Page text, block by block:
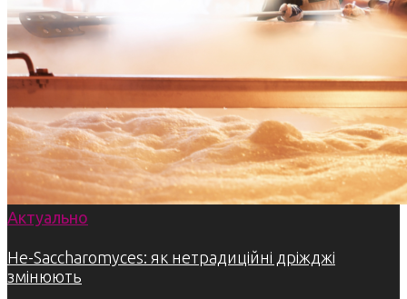
Актуально
Не-Saccharomyces: як нетрадиційні дріжджі
змінюють